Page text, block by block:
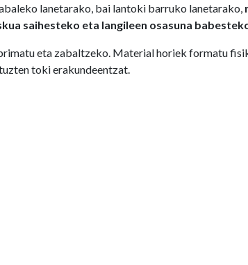
lanetarako, bai lantoki barruko lanetarako,
saihesteko eta langileen osasuna
eta zabaltzeko. Material horiek formatu
toki erakundeentzat.